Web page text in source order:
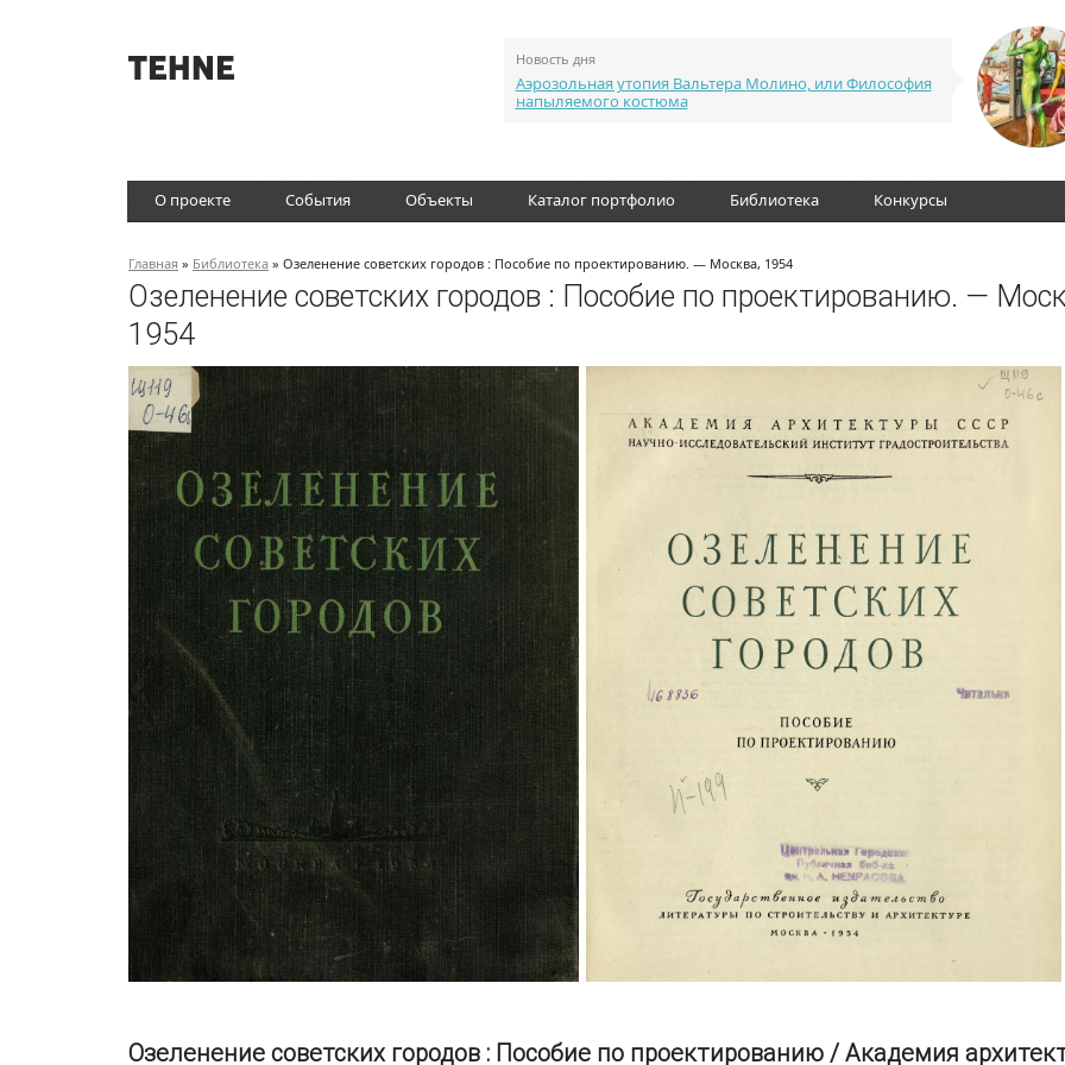
Новость дня
Аэрозольная утопия Вальтера Молино, или Философия
напыляемого костюма
О проекте События Объекты Каталог портфолио Библиотека Конкурсы
Главная » Библиотека » Озеленение советских городов : Пособие по проектированию. — Москва, 1954
Озеленение советских городов : Пособие по проектированию. —
1954
Озеленение советских городов : Пособие по проектированию / Академия